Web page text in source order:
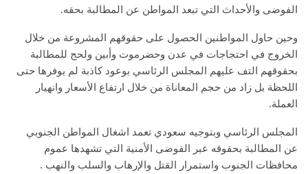
الفوضى والأحداث التي تبعد المواطن عن المطالبة بحقه.
وحين حاول المواطنين الحصول على حقوقهم المشروعة من خلال
الخروج في احتجاجات في عدن وحضرموت وأبين ولحج للمطالبة
بحقوقهم التف عليهم المجلس الرئاسي بوعود كاذبة لم يوفرها حتى
اللحظة بل زاد من حجم المعاناة من خلال ارتفاع الأسعار وانهيار
العملة.
المجلس الرئاسي وبتوجيه سعودي تعمد اشغال المواطن الجنوبي
عن المطالبة بحقوقه عبر الفوضى الأمنية التي تشهدها عموم
محافظات الجنوب واستمرار القتل والإرهاب والسلب والنهب .